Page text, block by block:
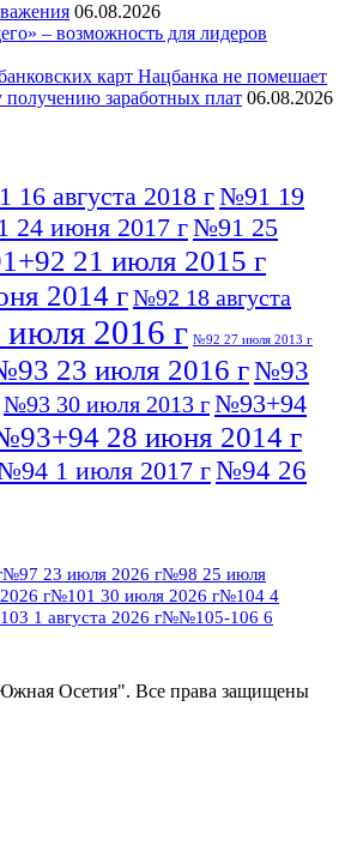
06.08.2026
– возможность для лидеров
карт Нацбанка не помешает
получению заработных плат 06.08.2026
16 августа 2018 г№91 19
24 июня 2017 г№91 25
21 июля 2015 г
2014 г№92 18 августа
2016 г №92 27 июля 2013 г
23 июля 2016 г№93
№93 30 июля 2013 г№93+94
28 июня 2014 г
1 июля 2017 г№94 26
г
г№95+96 3 августа
2017 г№96 9 августа
2015 г
2016 г
№97 11 августа 2012 г
г
г
№97 23 июля 2026 г№98 25 июля
г№101 30 июля 2026 г№104 4
1 августа 2026 г№№105-106 6
Осетия". Все права защищены